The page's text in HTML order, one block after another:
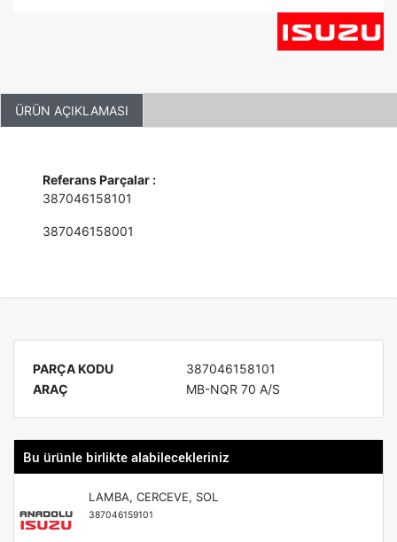
ÜRÜN AÇIKLAMASI
Referans Parçalar :
387046158101
387046158001
PARÇA KODU
387046158101
ARAÇ
MB-NQR 70 A/S
Bu ürünle birlikte alabilecekleriniz
LAMBA, CERCEVE, SOL
387046159101